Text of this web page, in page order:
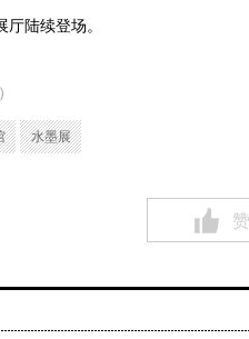
陆续登场。
水墨展
赞